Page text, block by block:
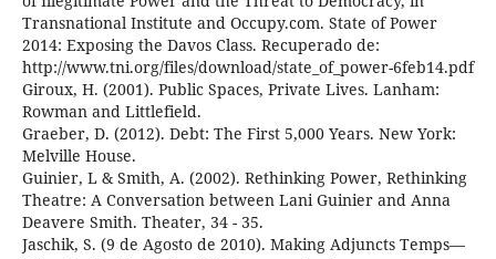
Transnational Institute and Occupy.com. State of Power
2014: Exposing the Davos Class. Recuperado de:
http://www.tni.org/files/download/state_of_power-6feb14.pdf
Giroux, H. (2001). Public Spaces, Private Lives. Lanham:
Rowman and Littlefield.
Graeber, D. (2012). Debt: The First 5,000 Years. New York:
Melville House.
Guinier, L & Smith, A. (2002). Rethinking Power, Rethinking
Theatre: A Conversation between Lani Guinier and Anna
Deavere Smith. Theater, 34 - 35.
Jaschik, S. (9 de Agosto de 2010). Making Adjuncts Temps—